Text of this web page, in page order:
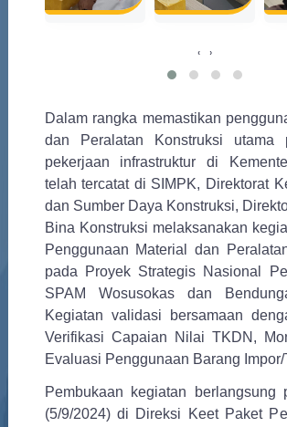
‹ ›
Dalam rangka memastikan
dan Peralatan Konstruksi utama
pekerjaan infrastruktur di
telah tercatat di SIMPK, Direktorat
dan Sumber Daya Konstruksi,
Bina Konstruksi melaksanakan
Penggunaan Material dan
pada Proyek Strategis Nasional
SPAM Wosusokas dan
Kegiatan validasi bersamaan
Verifikasi Capaian Nilai TKDN,
Evaluasi Penggunaan Barang Impor/
Pembukaan kegiatan berlangsung
(5/9/2024) di Direksi Keet Paket